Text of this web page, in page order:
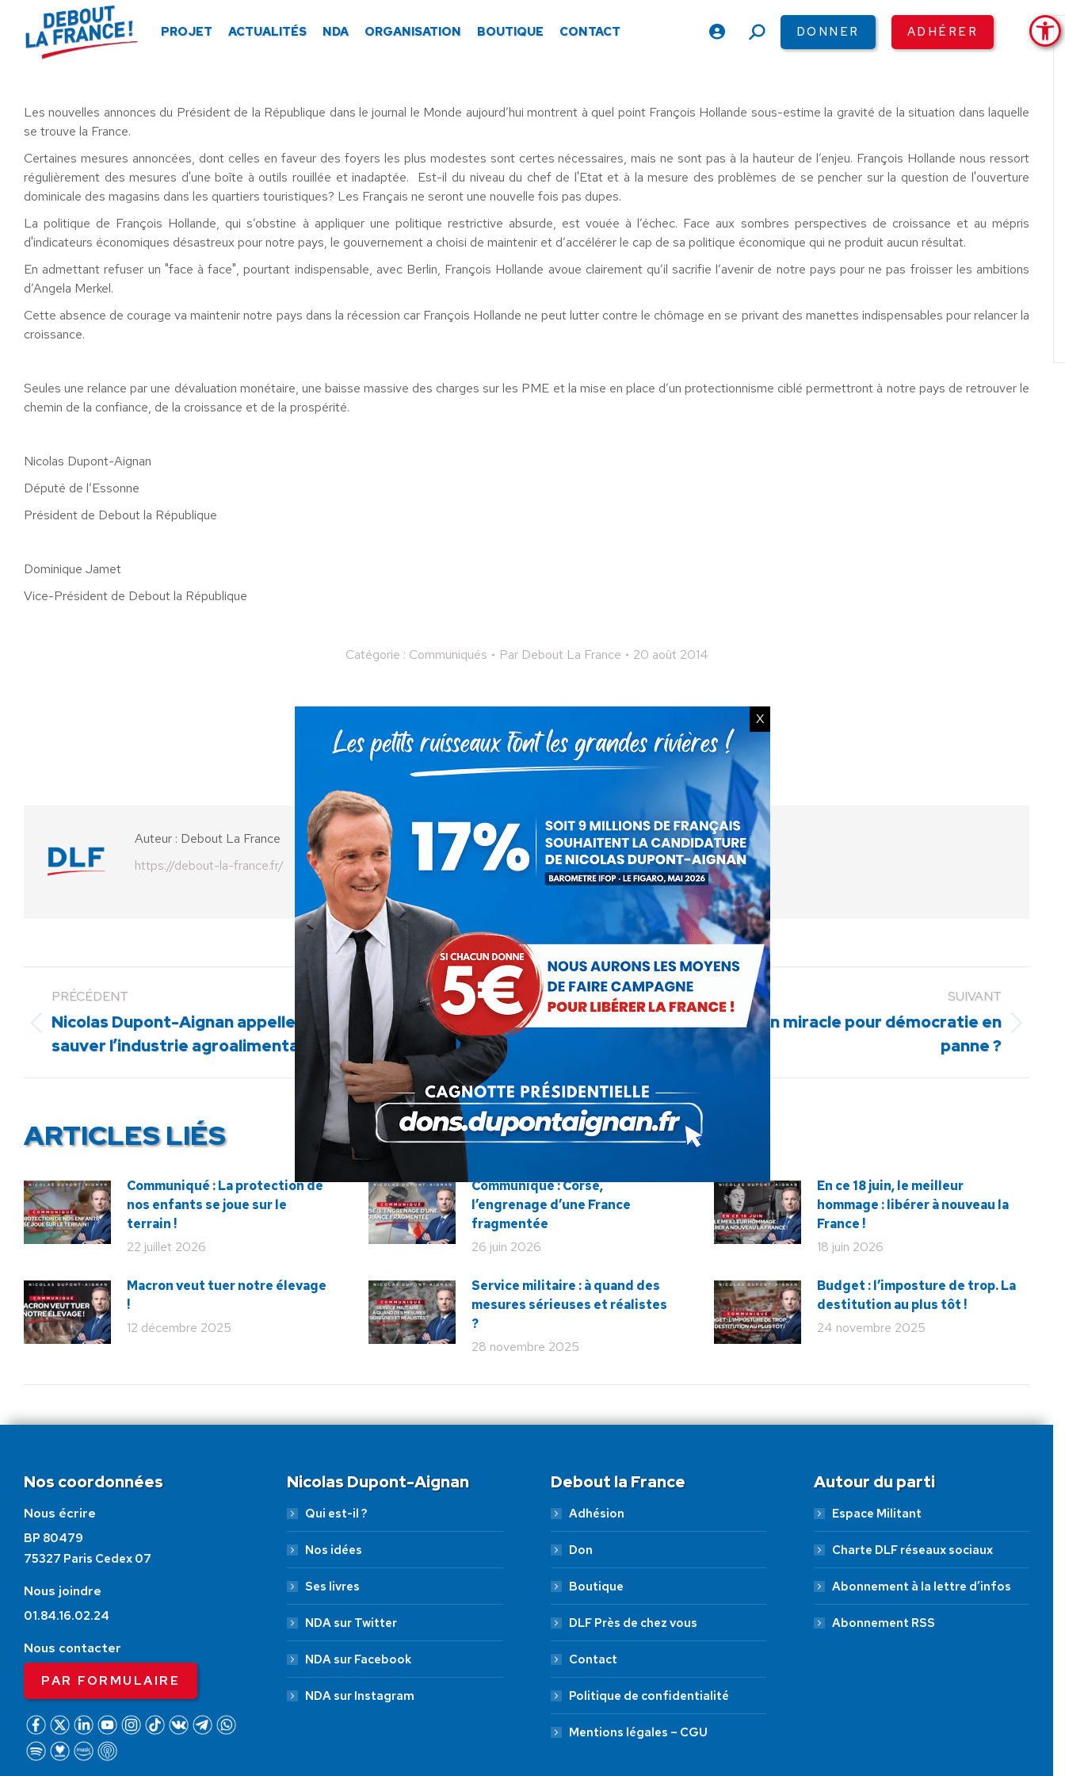
PROJET ACTUALITÉS NDA ORGANISATION BOUTIQUE CONTACT
RechercheDONNER ADHÉRER
Les nouvelles annonces du Président de la République dans le journal le Monde aujourd’hui montrent à quel point François Hollande sous-estime la gravité de la situation dans laquelle
se trouve la France.
Certaines mesures annoncées, dont celles en faveur des foyers les plus modestes sont certes nécessaires, mais ne sont pas à la hauteur de l’enjeu. François Hollande nous ressort
régulièrement des mesures d'une boîte à outils rouillée et inadaptée. Est-il du niveau du chef de l'Etat et à la mesure des problèmes de se pencher sur la question de l'ouverture
dominicale des magasins dans les quartiers touristiques? Les Français ne seront une nouvelle fois pas dupes.
La politique de François Hollande, qui s’obstine à appliquer une politique restrictive absurde, est vouée à l’échec. Face aux sombres perspectives de croissance et au mépris
d'indicateurs économiques désastreux pour notre pays, le gouvernement a choisi de maintenir et d’accélérer le cap de sa politique économique qui ne produit aucun résultat.
En admettant refuser un "face à face", pourtant indispensable, avec Berlin, François Hollande avoue clairement qu’il sacrifie l’avenir de notre pays pour ne pas froisser les ambitions
d’Angela Merkel.
Cette absence de courage va maintenir notre pays dans la récession car François Hollande ne peut lutter contre le chômage en se privant des manettes indispensables pour relancer la
croissance.
Seules une relance par une dévaluation monétaire, une baisse massive des charges sur les PME et la mise en place d’un protectionnisme ciblé permettront à notre pays de retrouver le
chemin de la confiance, de la croissance et de la prospérité.
Nicolas Dupont-Aignan
Député de l’Essonne
Président de Debout la République
Dominique Jamet
Vice-Président de Debout la République
Catégorie : Communiqués Par Debout La France 20 août 2014
Partager
sur
Partager
sur
Partager
sur
Partager
LinkedIn
Partager
WhatsApp
Auteur : Debout La France
https://debout-la-france.fr/
PRÉCÉDENT
Article
précédent
Nicolas Dupont-Aignan appelle le gouvernement à
sauver l’industrie agroalimentaire en Bretagne
SUIVANT
Article
La proportionnelle, solution miracle pour démocratie en
panne ?
ARTICLES LIÉS
Communiqué : La protection de
nos enfants se joue sur le
terrain !
22 juillet 2026
Communiqué : Corse,
l’engrenage d’une France
fragmentée
26 juin 2026
En ce 18 juin, le meilleur
hommage : libérer à nouveau la
France !
18 juin 2026
Macron veut tuer notre élevage
!
12 décembre 2025
Service militaire : à quand des
mesures sérieuses et réalistes
?
28 novembre 2025
Budget : l’imposture de trop. La
destitution au plus tôt !
24 novembre 2025
Nos coordonnées
Nous écrire
BP 80479
75327 Paris Cedex 07
Nous joindre
01.84.16.02.24
Nous contacter
PAR FORMULAIRE
Nicolas Dupont-Aignan
Qui est-il ?
Nos idées
Ses livres
NDA sur Twitter
NDA sur Facebook
NDA sur Instagram
Debout la France
Adhésion
Don
Boutique
DLF Près de chez vous
Contact
Politique de confidentialité
Mentions légales – CGU
Autour du parti
Espace Militant
Charte DLF réseaux sociaux
Abonnement à la lettre d’infos
Abonnement RSS
X
Panneau de gestion des cookies